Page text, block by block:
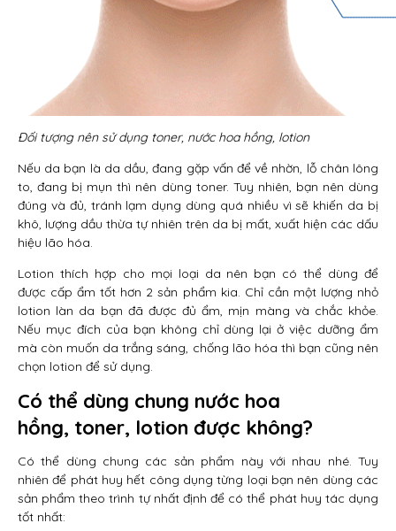
Đối tượng nên sử dụng toner, nước hoa hồng, lotion
Nếu da bạn là da dầu, đang gặp vấn để về nhờn, lỗ chân lông
to, đang bị mụn thì nên dùng toner. Tuy nhiên, bạn nên dùng
đúng và đủ, tránh lạm dụng dùng quá nhiều vì sẽ khiến da bị
khô, lượng dầu thừa tự nhiên trên da bị mất, xuất hiện các dấu
hiệu lão hóa.
Lotion thích hợp cho mọi loại da nên bạn có thể dùng để
được cấp ẩm tốt hơn 2 sản phẩm kia. Chỉ cần một lượng nhỏ
lotion làn da bạn đã được đủ ẩm, mịn màng và chắc khỏe.
Nếu mục đích của bạn không chỉ dùng lại ở việc dưỡng ẩm
mà còn muốn da trắng sáng, chống lão hóa thì bạn cũng nên
chọn lotion để sử dụng.
Có thể dùng chung nước hoa
hồng, toner, lotion được không?
Có thể dùng chung các sản phẩm này với nhau nhé. Tuy
nhiên để phát huy hết công dụng từng loại bạn nên dùng các
sản phẩm theo trình tự nhất định để có thể phát huy tác dụng
tốt nhất: